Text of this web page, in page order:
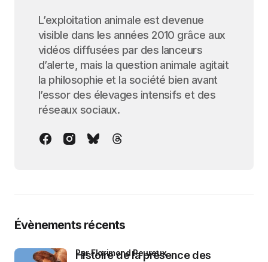
L’exploitation animale est devenue
visible dans les années 2010 grâce aux
vidéos diffusées par des lanceurs
d’alerte, mais la question animale agitait
la philosophie et la société bien avant
l’essor des élevages intensifs et des
réseaux sociaux.
Évènements récents
Histoire de la présence des
par Florimond Peureux